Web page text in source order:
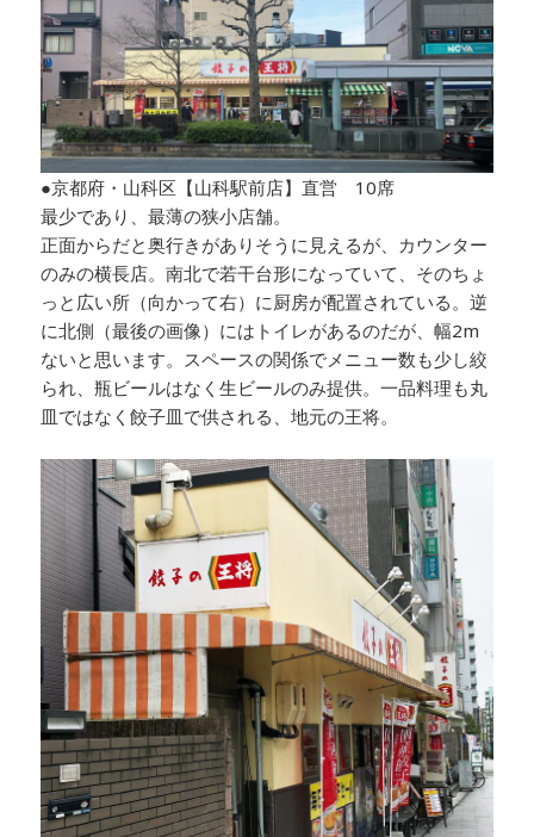
●京都府・山科区【山科駅前店】直営 10席
最少であり、最薄の狭小店舗。
正面からだと奥行きがありそうに見えるが、カウンター
のみの横長店。南北で若干台形になっていて、そのちょ
っと広い所（向かって右）に厨房が配置されている。逆
に北側（最後の画像）にはトイレがあるのだが、幅2m
ないと思います。スペースの関係でメニュー数も少し絞
られ、瓶ビールはなく生ビールのみ提供。一品料理も丸
皿ではなく餃子皿で供される、地元の王将。